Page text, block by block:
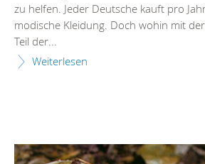
zu helfen. Jeder Deutsche kauft pro
modische Kleidung. Doch wohin mit
Teil der...
Weiterlesen